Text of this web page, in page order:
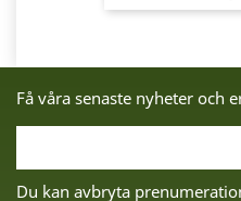
Få våra senaste nyheter och
Du kan avbryta